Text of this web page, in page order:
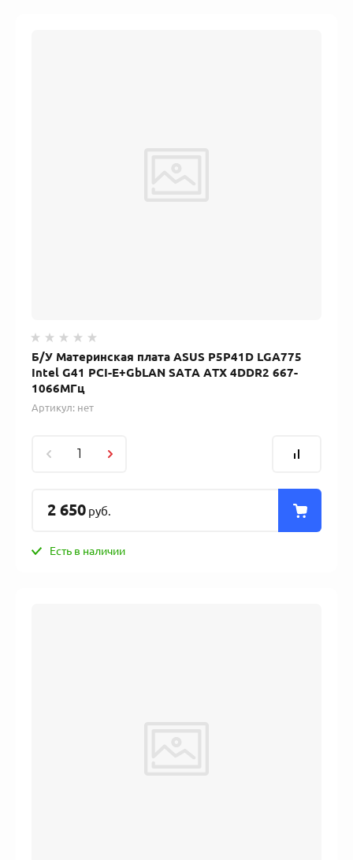
Б/У Материнская плата ASUS P5P41D LGA775
Intel G41 PCI-E+GbLAN SATA ATX 4DDR2 667-
1066МГц
Артикул: нет
2 650 руб.
Есть в наличии